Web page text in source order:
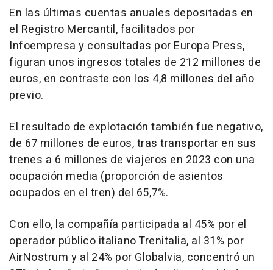
En las últimas cuentas anuales depositadas en
el Registro Mercantil, facilitados por
Infoempresa y consultadas por Europa Press,
figuran unos ingresos totales de 212 millones de
euros, en contraste con los 4,8 millones del año
previo.
El resultado de explotación también fue negativo,
de 67 millones de euros, tras transportar en sus
trenes a 6 millones de viajeros en 2023 con una
ocupación media (proporción de asientos
ocupados en el tren) del 65,7%.
Con ello, la compañía participada al 45% por el
operador público italiano Trenitalia, al 31% por
AirNostrum y al 24% por Globalvia, concentró un